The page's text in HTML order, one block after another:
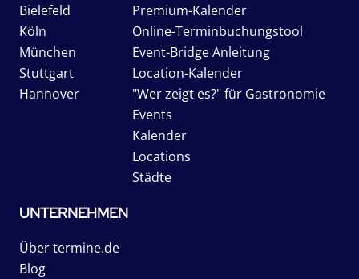
Bielefeld
Köln
München
Stuttgart
Hannover
Premium-Kalender
Online-Terminbuchungstool
Event-Bridge Anleitung
Location-Kalender
"Wer zeigt es?" für Gastronomie
Events
Kalender
Locations
Städte
UNTERNEHMEN
Über termine.de
Blog